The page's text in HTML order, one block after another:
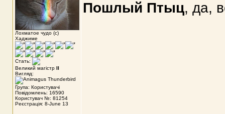
Лохматое чудо (с)
Хаджиме
Стать:
Великий магістр II
Вигляд:
Група: Користувачі
Повідомлень: 16590
Користувач №: 81254
Реєстрація: 8-June 13
Пошлый Птыц, да,